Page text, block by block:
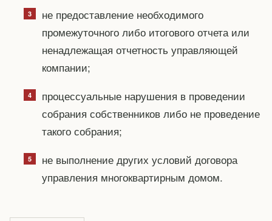
не предоставление необходимого
промежуточного либо итогового отчета или
ненадлежащая отчетность управляющей
компании;
процессуальные нарушения в проведении
собрания собственников либо не проведение
такого собрания;
не выполнение других условий договора
управления многоквартирным домом.